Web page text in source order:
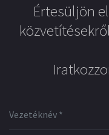
Értesüljön